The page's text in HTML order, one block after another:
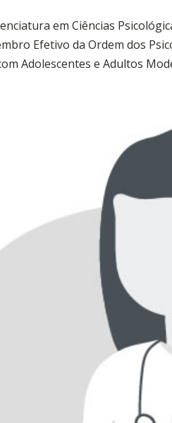
em Ciências
Efetivo da Ordem dos
Adolescentes e Adultos